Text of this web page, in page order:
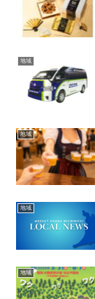
地域
地域
地域
地域